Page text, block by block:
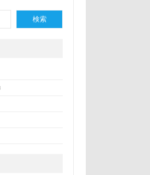
検索